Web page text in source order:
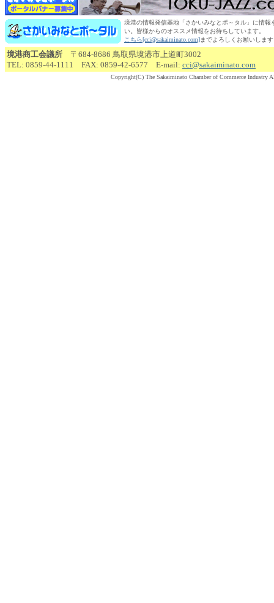
境港の情報発信基地「さかいみなとポ～タル」に情報
い。皆様からのオススメ情報をお待ちしています。
こちら[cci@sakaiminato.com]までよろしくお願いしま
境港商工会議所 〒684-8686 鳥取県境港市上道町3002
TEL: 0859-44-1111 FAX: 0859-42-6577 E-mail: cci@sakaiminato.com
Copyright(C) The Sakaiminato Chamber of Commerce Industry